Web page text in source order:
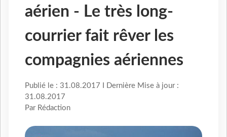
aérien - Le très long-
courrier fait rêver les
compagnies aériennes
Publié le : 31.08.2017 I Dernière Mise à jour :
31.08.2017
Par Rédaction